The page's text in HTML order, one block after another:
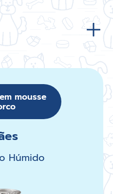
mousse
Húmido